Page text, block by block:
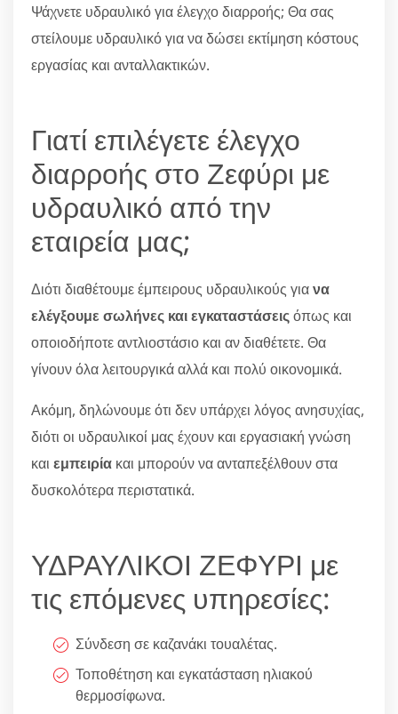
Ψάχνετε υδραυλικό για έλεγχο διαρροής; Θα σας
στείλουμε υδραυλικό για να δώσει εκτίμηση κόστους
εργασίας και ανταλλακτικών.
Γιατί επιλέγετε έλεγχο
διαρροής στο Ζεφύρι με
υδραυλικό από την
εταιρεία μας;
Διότι διαθέτουμε έμπειρους υδραυλικούς γιανα
ελέγξουμε σωλήνες και εγκαταστάσειςόπως και
οποιοδήποτε αντλιοστάσιο και αν διαθέτετε. Θα
γίνουν όλα λειτουργικά αλλά και πολύ οικονομικά.
Ακόμη, δηλώνουμε ότι δεν υπάρχει λόγος ανησυχίας,
διότι οι υδραυλικοί μας έχουν και εργασιακή γνώση
και εμπειρία και μπορούν να ανταπεξέλθουν στα
δυσκολότερα περιστατικά.
ΥΔΡΑΥΛΙΚΟΙ ΖΕΦΥΡΙ με
τις επόμενες υπηρεσίες:
Σύνδεση σε καζανάκι τουαλέτας.
Τοποθέτηση και εγκατάσταση ηλιακού
θερμοσίφωνα.